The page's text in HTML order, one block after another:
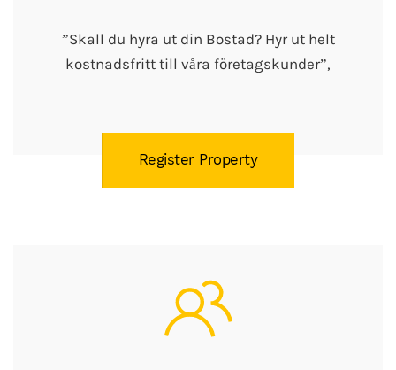
”Skall du hyra ut din Bostad? Hyr ut helt
kostnadsfritt till våra företagskunder”,
Register Property